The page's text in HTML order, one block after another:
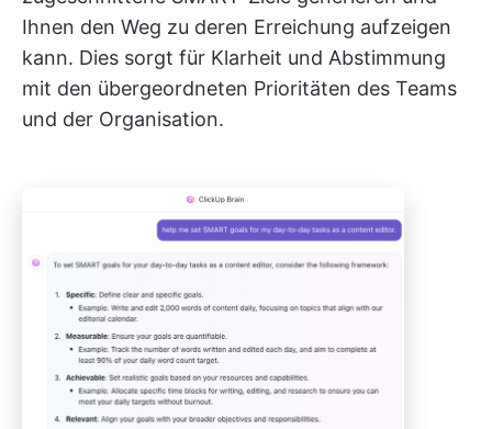
Ihnen den Weg zu deren Erreichung aufzeigen
kann. Dies sorgt für Klarheit und Abstimmung
mit den übergeordneten Prioritäten des Teams
und der Organisation.